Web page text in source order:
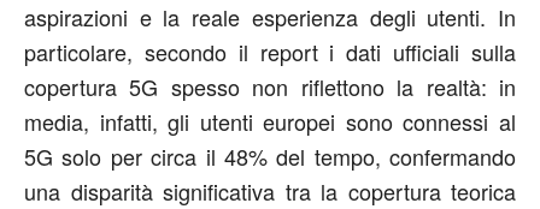
aspirazioni e la reale esperienza degli utenti. In
particolare, secondo il report i dati ufficiali sulla
copertura 5G spesso non riflettono la realtà: in
media, infatti, gli utenti europei sono connessi al
5G solo per circa il 48% del tempo, confermando
una disparità significativa tra la copertura teorica